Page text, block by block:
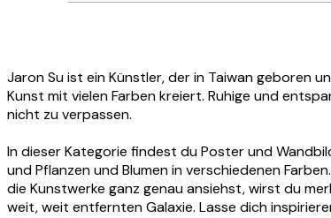
Jaron Su ist ein Künstler, der in Taiwan geboren
Kunst mit vielen Farben kreiert. Ruhige und
nicht zu verpassen.
In dieser Kategorie findest du Poster und
und Pflanzen und Blumen in verschiedenen
die Kunstwerke ganz genau ansiehst, wirst du
weit, weit entfernten Galaxie. Lasse dich